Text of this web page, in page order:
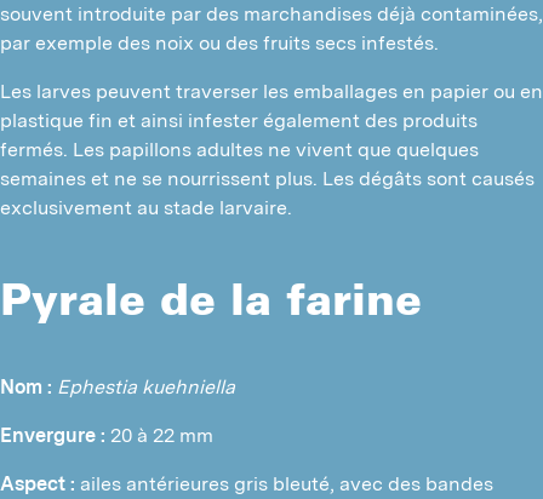
souvent introduite par des marchandises déjà contaminées,
par exemple des noix ou des fruits secs infestés.
Les larves peuvent traverser les emballages en papier ou en
plastique fin et ainsi infester également des produits
fermés. Les papillons adultes ne vivent que quelques
semaines et ne se nourrissent plus. Les dégâts sont causés
exclusivement au stade larvaire.
Pyrale de la farine
Nom : Ephestia kuehniella
Envergure : 20 à 22 mm
Aspect : ailes antérieures gris bleuté, avec des bandes